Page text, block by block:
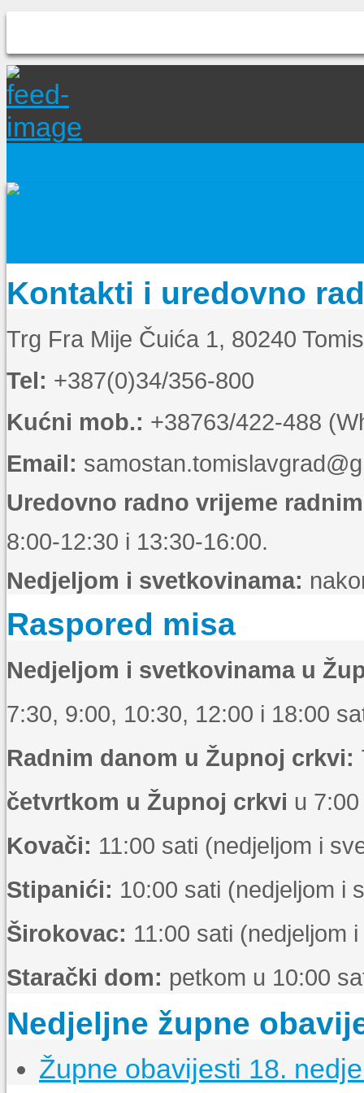
Kontakti i uredovno
Trg Fra Mije Čuića 1, 80240
Tel: +387(0)34/356-800
Kućni mob.: +38763/422-488
Email:
Uredovno radno vrijeme
8:00-12:30 i 13:30-16:00.
Nedjeljom i svetkovinama:
Raspored misa
Nedjeljom i svetkovinama u
7:30, 9:00, 10:30, 12:00 i 18:00
Radnim danom u Župnoj crkvi:
četvrtkom u Župnoj crkvi u
Kovači: 11:00 sati (nedjeljom i
Stipanići: 10:00 sati (nedjeljom i
Širokovac: 11:00 sati (nedjeljom
Starački dom: petkom u 10:00
Nedjeljne župne
Župne obavijesti 18.